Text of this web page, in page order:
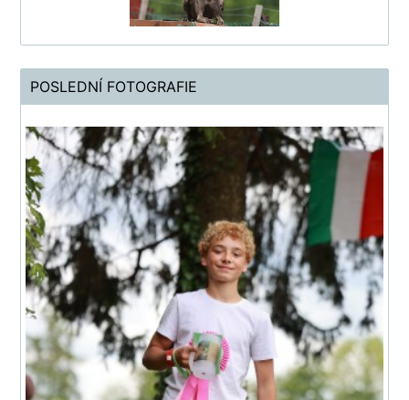
POSLEDNÍ FOTOGRAFIE